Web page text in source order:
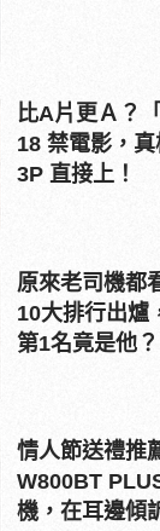
比A片更Ａ？
18 禁電影，
3P 直接上！
原來老司機都
10大排行出爐
第1名竟是他？
情人節送禮推
W800BT
機，在耳邊傾